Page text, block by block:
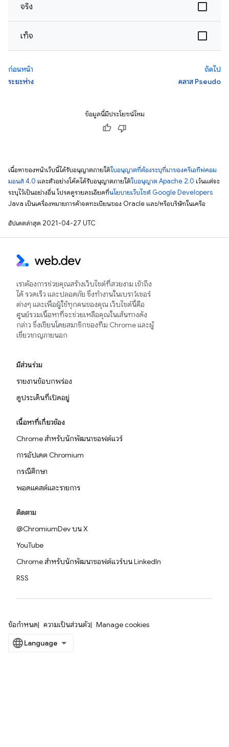
จริง
เท็จ
ก่อนหน้า
ระยะห่าง
ถัดไป
คลาส Pseudo
ข้อมูลนี้มีประโยชน์ไหม
เนื้อหาของหน้าเว็บนี้ได้รับอนุญาตภายใต้ใบอนุญาตที่ต้องระบุที่มาของครีเอทีฟคอม
มอนส์ 4.0 และตัวอย่างโค้ดได้รับอนุญาตภายใต้ใบอนุญาต Apache 2.0 เว้นแต่จะ
ระบุไว้เป็นอย่างอื่น โปรดดูรายละเอียดที่นโยบายเว็บไซต์ Google Developers
Java เป็นเครื่องหมายการค้าจดทะเบียนของ Oracle และ/หรือบริษัทในเครือ
อัปเดตล่าสุด 2021-04-27 UTC
เราต้องการช่วยคุณสร้างเว็บไซต์ที่สวยงาม เข้าถึง
ได้ รวดเร็ว และปลอดภัย ซึ่งทำงานในเบราว์เซอร์
ต่างๆ และเพื่อผู้ใช้ทุกคนของคุณ เว็บไซต์นี้คือ
ศูนย์รวมเนื้อหาที่จะช่วยเหลือคุณในเส้นทางดัง
กล่าว ซึ่งเขียนโดยสมาชิกของทีม Chrome และผู้
เชี่ยวชาญภายนอก
มีส่วนร่วม
รายงานข้อบกพร่อง
ดูประเด็นที่เปิดอยู่
เนื้อหาที่เกี่ยวข้อง
Chrome สำหรับนักพัฒนาซอฟต์แวร์
การอัปเดต Chromium
กรณีศึกษา
พอดแคสต์และรายการ
ติดตาม
@ChromiumDev บน X
YouTube
Chrome สำหรับนักพัฒนาซอฟต์แวร์บน LinkedIn
RSS
ข้อกำหนด ความเป็นส่วนตัว Manage cookies